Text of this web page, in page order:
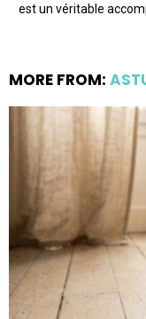
est un véritable
MORE FROM: